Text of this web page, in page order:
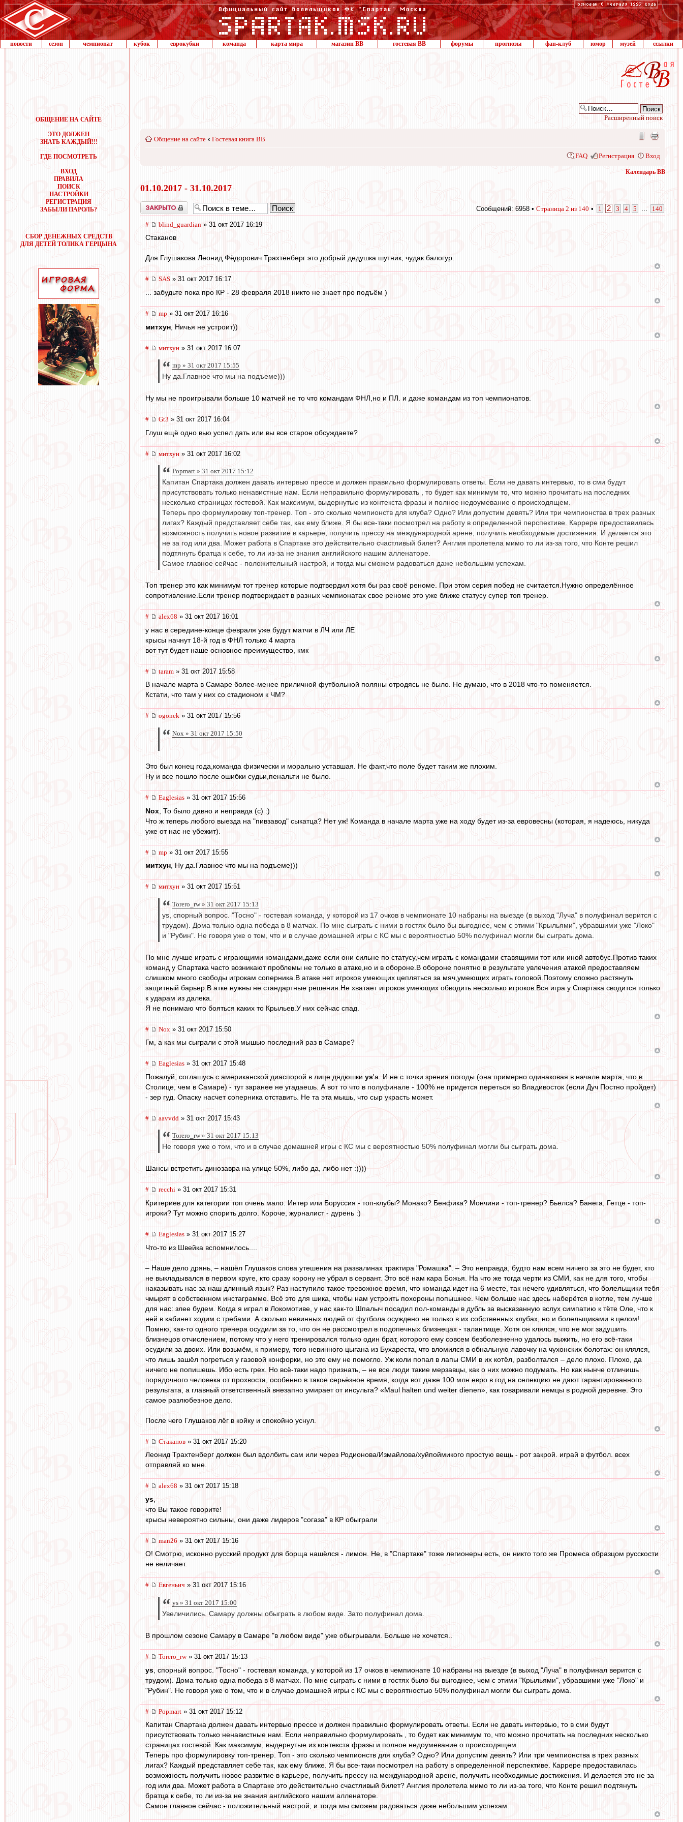
новости сезон чемпионат кубок еврокубки команда карта мира магазин ВВ гостевая ВВ форумы прогнозы фан-клуб юмор музей ссылки
ОБЩЕНИЕ НА САЙТЕ
ЭТО ДОЛЖЕН
ЗНАТЬ КАЖДЫЙ!!!
ГДЕ ПОСМОТРЕТЬ
ВХОД
ПРАВИЛА
ПОИСК
НАСТРОЙКИ
РЕГИСТРАЦИЯ
ЗАБЫЛИ ПАРОЛЬ?
СБОР ДЕНЕЖНЫХ СРЕДСТВ
ДЛЯ ДЕТЕЙ ТОЛИКА ГЕРЦЫНА
Расширенный поиск
Общение на сайте ‹ Гостевая книга ВВ
FAQ Регистрация Вход
Календарь ВВ
01.10.2017 - 31.10.2017
Закрыто Сообщений: 6958 • Страница 2 из 140 • 1 2 3 4 5 140
# blind_guardian » 31 окт 2017 16:19
Стаканов
Для Глушакова Леонид Фёдорович Трахтенберг это добрый дедушка шутник, чудак балогур.
# SAS » 31 окт 2017 16:17
... забудьте пока про КР - 28 февраля 2018 никто не знает про подъём )
# mp » 31 окт 2017 16:16
митхун , Ничья не устроит))
# митхун » 31 окт 2017 16:07
mp » 31 окт 2017 15:55
Ну да.Главное что мы на подъеме)))
Ну мы не проигрывали больше 10 матчей не то что командам ФНЛ,но и ПЛ. и даже командам из топ чемпионатов.
# Gt3 » 31 окт 2017 16:04
Глуш ещё одно вью успел дать или вы все старое обсуждаете?
# митхун » 31 окт 2017 16:02
Popmart » 31 окт 2017 15:12
Капитан Спартака должен давать интервью прессе и должен правильно формулировать ответы. Если не давать интервью, то в сми будут
присутствовать только ненавистные нам. Если неправильно формулировать , то будет как минимум то, что можно прочитать на последних
несколько страницах гостевой. Как максимум, выдернутые из контекста фразы и полное недоумевание о происходящем.
Теперь про формулировку топ-тренер. Топ - это сколько чемпионств для клуба? Одно? Или допустим девять? Или три чемпионства в трех разных
лигах? Каждый представляет себе так, как ему ближе. Я бы все-таки посмотрел на работу в определенной перспективе. Каррере предоставилась
возможность получить новое развитие в карьере, получить прессу на международной арене, получить необходимые достижения. И делается это
не за год или два. Может работа в Спартаке это действительно счастливый билет? Англия пролетела мимо то ли из-за того, что Конте решил
подтянуть братца к себе, то ли из-за не знания английского нашим алленаторе.
Самое главное сейчас - положительный настрой, и тогда мы сможем радоваться даже небольшим успехам.
Топ тренер это как минимум тот тренер которые подтвердил хотя бы раз своё реноме. При этом серия побед не считается.Нужно определённое
сопротивление.Если тренер подтверждает в разных чемпионатах свое реноме это уже ближе статусу супер топ тренер.
# alex68 » 31 окт 2017 16:01
у нас в середине-конце февраля уже будут матчи в ЛЧ или ЛЕ
крысы начнут 18-й год в ФНЛ только 4 марта
вот тут будет наше основное преимущество, кмк
# taram » 31 окт 2017 15:58
В начале марта в Самаре более-менее приличной футбольной поляны отродясь не было. Не думаю, что в 2018 что-то поменяется.
Кстати, что там у них со стадионом к ЧМ?
# ogonek » 31 окт 2017 15:56
Nox » 31 окт 2017 15:50
Это был конец года,команда физически и морально уставшая. Не факт,что поле будет таким же плохим.
Ну и все пошло после ошибки судьи,пенальти не было.
# Eaglesias » 31 окт 2017 15:56
Nox , То было давно и неправда (с) :)
Что ж теперь любого выезда на "пивзавод" сыкатца? Нет уж! Команда в начале марта уже на ходу будет из-за евровесны (которая, я надеюсь, никуда
уже от нас не убежит).
# mp » 31 окт 2017 15:55
митхун , Ну да.Главное что мы на подъеме)))
# митхун » 31 окт 2017 15:51
Torero_rw » 31 окт 2017 15:13
ys, спорный вопрос. "Тосно" - гостевая команда, у которой из 17 очков в чемпионате 10 набраны на выезде (в выход "Луча" в полуфинал верится с
трудом). Дома только одна победа в 8 матчах. По мне сыграть с ними в гостях было бы выгоднее, чем с этими "Крыльями", убравшими уже "Локо"
и "Рубин". Не говоря уже о том, что и в случае домашней игры с КС мы с вероятностью 50% полуфинал могли бы сыграть дома.
По мне лучше играть с играющими командами,даже если они сильне по статусу,чем играть с командами ставящими тот или иной автобус.Против таких
команд у Спартака часто возникают проблемы не только в атаке,но и в обороне.В обороне понятно в результате увлечения атакой предоставляем
слишком много свободы игрокам соперника.В атаке нет игроков умеющих цепляться за мяч,умеющих играть головой.Поэтому сложно растянуть
защитный барьер.В атке нужны не стандартные решения.Не хватает игроков умеющих обводить несколько игроков.Вся игра у Спартака сводится только
к ударам из далека.
Я не понимаю что бояться каких то Крыльев.У них сейчас спад.
# Nox » 31 окт 2017 15:50
Гм, а как мы сыграли с этой мышью последний раз в Самаре?
# Eaglesias » 31 окт 2017 15:48
Пожалуй, соглашусь с американской диаспорой в лице дядюшки ys'a. И не с точки зрения погоды (она примерно одинаковая в начале марта, что в
Столице, чем в Самаре) - тут заранее не угадаешь. А вот то что в полуфинале - 100% не придется переться во Владивосток (если Дуч Постно пройдет)
- зер гуд. Опаску насчет соперника отставить. Не та эта мышь, что сыр украсть может.
# aavvdd » 31 окт 2017 15:43
Torero_rw » 31 окт 2017 15:13
Не говоря уже о том, что и в случае домашней игры с КС мы с вероятностью 50% полуфинал могли бы сыграть дома.
Шансы встретить динозавра на улице 50%, либо да, либо нет :))))
# recchi » 31 окт 2017 15:31
Критериев для категории топ очень мало. Интер или Боруссия - топ-клубы? Монако? Бенфика? Мончини - топ-тренер? Бьелса? Банега, Гетце - топ-
игроки? Тут можно спорить долго. Короче, журналист - дурень :)
# Eaglesias » 31 окт 2017 15:27
Что-то из Швейка вспомнилось....
– Наше дело дрянь, – нашёл Глушаков слова утешения на развалинах трактира "Ромашка". – Это неправда, будто нам всем ничего за это не будет, кто
не выкладывался в первом круге, кто сразу корону не убрал в сервант. Это всё нам кара Божья. На что же тогда черти из СМИ, как не для того, чтобы
наказывать нас за наш длинный язык? Раз наступило такое тревожное время, что команда идет на 6 месте, так нечего удивляться, что болельщики тебя
чмырят в собственном инстаграмме. Всё это для шика, чтобы нам устроить похороны попышнее. Чем больше нас здесь наберётся в котле, тем лучше
для нас: злее будем. Когда я играл в Локомотиве, у нас как-то Шпалыч посадил пол-команды в дубль за высказанную вслух симпатию к тёте Оле, что к
ней в кабинет ходим с требами. А сколько невинных людей от футбола осуждено не только в их собственных клубах, но и болельщиками в целом!
Помню, как-то одного тренера осудили за то, что он не рассмотрел в подопечных близнецах - талантище. Хотя он клялся, что не мог задушить
близнецов отчислением, потому что у него тренировался только один брат, которого ему совсем безболезненно удалось выжить, но его всё-таки
осудили за двоих. Или возьмём, к примеру, того невинного цыгана из Бухареста, что вломился в обнальную лавочку на чухонских болотах: он клялся,
что лишь зашёл погреться у газовой конфорки, но это ему не помогло. Уж коли попал в лапы СМИ в их котёл, разболтался – дело плохо. Плохо, да
ничего не попишешь. Ибо есть грех. Но всё-таки надо признать, – не все люди такие мерзавцы, как о них можно подумать. Но как нынче отличишь
порядочного человека от прохвоста, особенно в такое серьёзное время, когда вот даже 100 млн евро в год на селекцию не дают гарантированного
результата, а главный ответственный внезапно умирает от инсульта? «Maul halten und weiter dienen», как говаривали немцы в родной деревне. Это
самое разлюбезное дело.
После чего Глушаков лёг в койку и спокойно уснул.
# Cтаканов » 31 окт 2017 15:20
Леонид Трахтенберг должен был вдолбить сам или через Родионова/Измайлова/хуйпоймикого простую вещь - рот закрой. играй в футбол. всех
отправляй ко мне.
# alex68 » 31 окт 2017 15:18
ys
что Вы такое говорите!
крысы невероятно сильны, они даже лидеров "согаза" в КР обыграли
# man26 » 31 окт 2017 15:16
О! Смотрю, исконно русский продукт для борща нашёлся - лимон. Не, в "Спартаке" тоже легионеры есть, он никто того же Промеса образцом русскости
не величает.
# Евгеньич » 31 окт 2017 15:16
ys » 31 окт 2017 15:00
Увеличились. Самару должны обыграть в любом виде. Зато полуфинал дома.
В прошлом сезоне Самару в Самаре "в любом виде" уже обыгрывали. Больше не хочется..
# Torero_rw» 31 окт 2017 15:13
ys , спорный вопрос. "Тосно" - гостевая команда, у которой из 17 очков в чемпионате 10 набраны на выезде (в выход "Луча" в полуфинал верится с
трудом). Дома только одна победа в 8 матчах. По мне сыграть с ними в гостях было бы выгоднее, чем с этими "Крыльями", убравшими уже "Локо" и
"Рубин". Не говоря уже о том, что и в случае домашней игры с КС мы с вероятностью 50% полуфинал могли бы сыграть дома.
# Popmart » 31 окт 2017 15:12
Капитан Спартака должен давать интервью прессе и должен правильно формулировать ответы. Если не давать интервью, то в сми будут
присутствовать только ненавистные нам. Если неправильно формулировать , то будет как минимум то, что можно прочитать на последних несколько
страницах гостевой. Как максимум, выдернутые из контекста фразы и полное недоумевание о происходящем.
Теперь про формулировку топ-тренер. Топ - это сколько чемпионств для клуба? Одно? Или допустим девять? Или три чемпионства в трех разных
лигах? Каждый представляет себе так, как ему ближе. Я бы все-таки посмотрел на работу в определенной перспективе. Каррере предоставилась
возможность получить новое развитие в карьере, получить прессу на международной арене, получить необходимые достижения. И делается это не за
год или два. Может работа в Спартаке это действительно счастливый билет? Англия пролетела мимо то ли из-за того, что Конте решил подтянуть
братца к себе, то ли из-за не знания английского нашим алленаторе.
Самое главное сейчас - положительный настрой, и тогда мы сможем радоваться даже небольшим успехам.